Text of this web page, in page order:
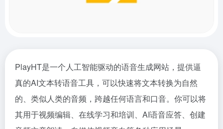
PlayHT是一个人工智能驱动的语音生成网站，提供逼
真的AI文本转语音工具，可以快速将文本转换为自然
的、类似人类的音频，跨越任何语言和口音。你可以将
其用于视频编辑、在线学习和培训、AI语音应答、创建